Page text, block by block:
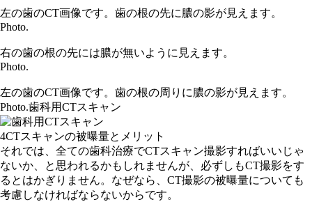
左の歯のCT画像です。歯の根の先に膿の影が見えます。
Photo.
右の歯の根の先には膿が無いように見えます。
Photo.
左の歯のCT画像です。歯の根の周りに膿の影が見えます。
Photo.歯科用CTスキャン
4CTスキャンの被曝量とメリット
それでは、全ての歯科治療でCTスキャン撮影すればいいじゃ
ないか、と思われるかもしれませんが、必ずしもCT撮影をす
るとはかぎりません。なぜなら、CT撮影の被曝量についても
考慮しなければならないからです。